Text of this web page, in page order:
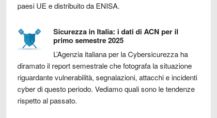
paesi UE e distribuito da ENISA.
Sicurezza in Italia: i dati di ACN per il
primo semestre 2025
L’Agenzia italiana per la Cybersicurezza ha
diramato il report semestrale che fotografa la situazione
riguardante vulnerabilità, segnalazioni, attacchi e incidenti
cyber di questo periodo. Vediamo quali sono le tendenze
rispetto al passato.